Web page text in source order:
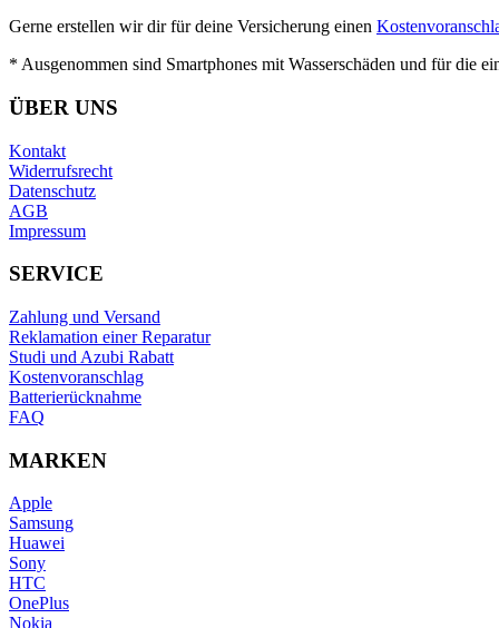
Gerne erstellen wir dir für deine Versicherung einen
* Ausgenommen sind Smartphones mit Wasserschäden und für die
ÜBER UNS
Kontakt
Widerrufsrecht
Datenschutz
AGB
Impressum
SERVICE
Zahlung und Versand
Reklamation einer Reparatur
Studi und Azubi Rabatt
Kostenvoranschlag
Batterierücknahme
FAQ
MARKEN
Apple
Samsung
Huawei
Sony
HTC
OnePlus
Nokia